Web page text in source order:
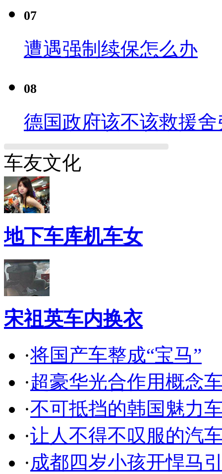
07
遭遇强制续保怎么办
08
德国政府该不该救援舍
车友文化
地下车库机车女
宋祖英车内换衣
·将国产车整成“宝马”
·超豪华光合作用概念
·不可抵挡的韩国魅力
·让人不得不叹服的汽
·成都四岁小孩开悍马